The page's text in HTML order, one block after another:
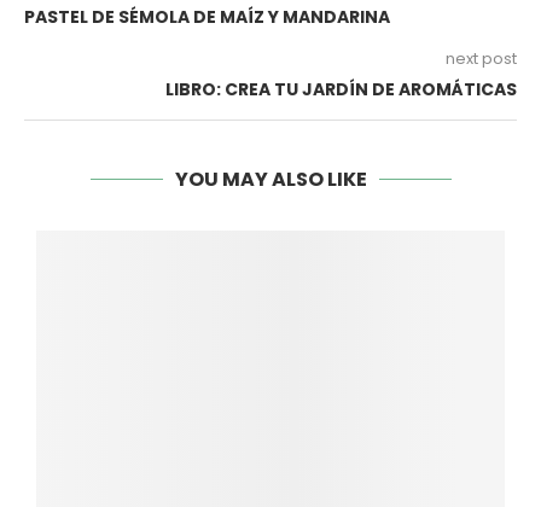
PASTEL DE SÉMOLA DE MAÍZ Y MANDARINA
next post
LIBRO: CREA TU JARDÍN DE AROMÁTICAS
YOU MAY ALSO LIKE